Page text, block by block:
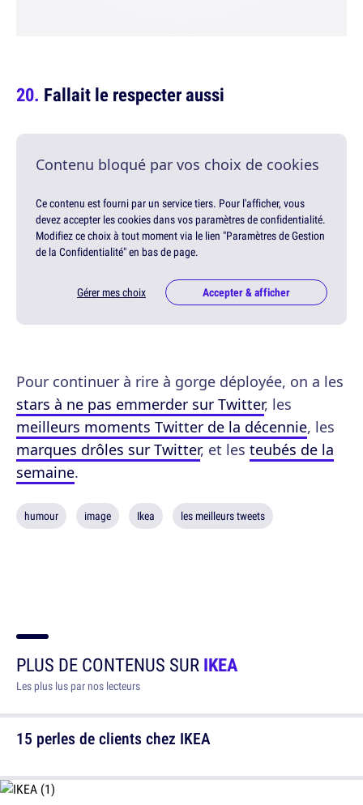
Fallait le respecter aussi
Contenu bloqué par vos choix de cookies
Ce contenu est fourni par un service tiers. Pour l'afficher, vous
devez accepter les cookies dans vos paramètres de confidentialité.
Modifiez ce choix à tout moment via le lien "Paramètres de Gestion
de la Confidentialité" en bas de page.
Gérer mes choix Accepter & afficher
Pour continuer à rire à gorge déployée, on a les
stars à ne pas emmerder sur Twitter, les
meilleurs moments Twitter de la décennie, les
marques drôles sur Twitter, et les teubés de la
semaine.
humour image Ikea les meilleurs tweets
PLUS DE CONTENUS SURIKEA
Les plus lus par nos lecteurs
15 perles de clients chez IKEA